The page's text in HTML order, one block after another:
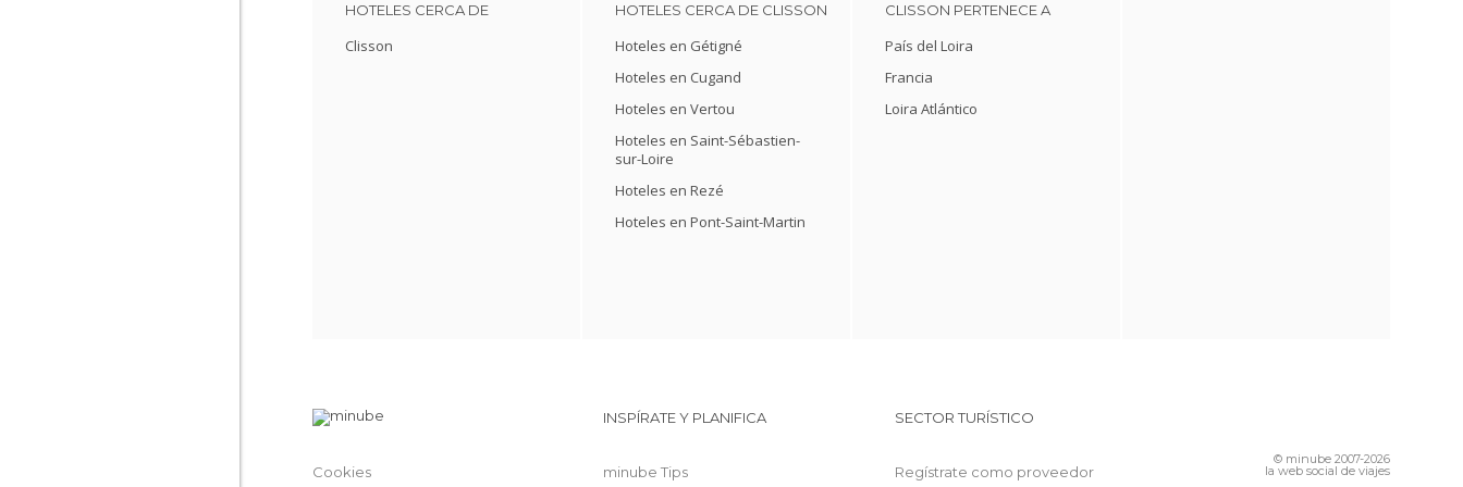
HOTELES CERCA DE
Clisson
HOTELES CERCA DE CLISSON
Hoteles en Gétigné
Hoteles en Cugand
Hoteles en Vertou
Hoteles en Saint-Sébastien-
sur-Loire
Hoteles en Rezé
Hoteles en Pont-Saint-Martin
CLISSON PERTENECE A
País del Loira
Francia
Loira Atlántico
Cookies
INSPÍRATE Y PLANIFICA
minube Tips
SECTOR TURÍSTICO
Regístrate como proveedor
© minube 2007-2026
la web social de viajes